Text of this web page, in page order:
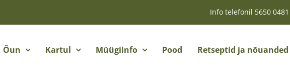
Info telefonil 5650 0481
Õun Kartul Müügiinfo Pood Retseptid ja nõuanded